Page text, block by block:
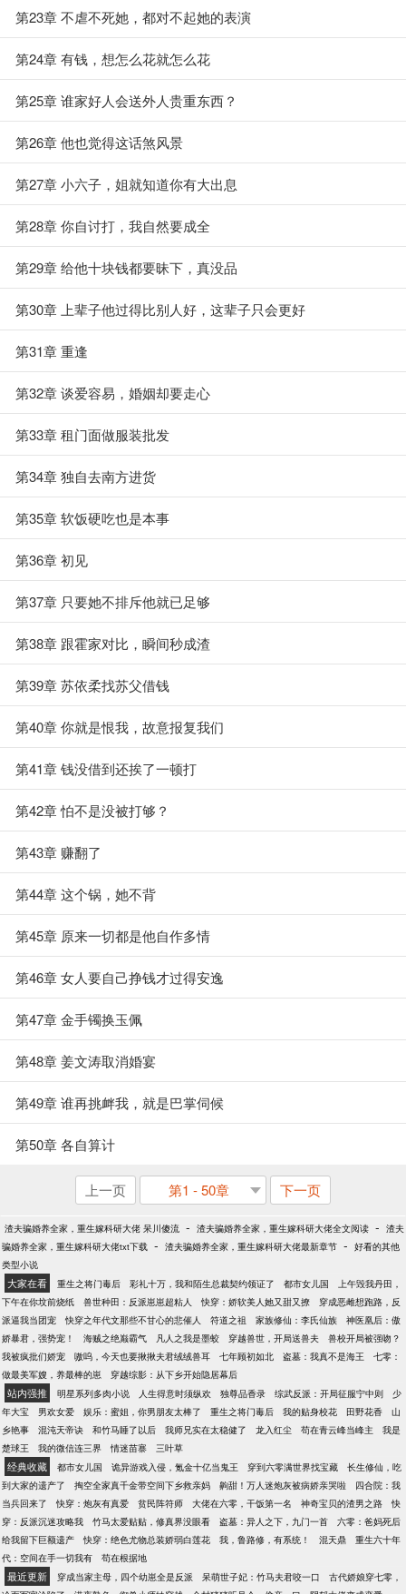
第23章 不虐不死她，都对不起她的表演
第24章 有钱，想怎么花就怎么花
第25章 谁家好人会送外人贵重东西？
第26章 他也觉得这话煞风景
第27章 小六子，姐就知道你有大出息
第28章 你自讨打，我自然要成全
第29章 给他十块钱都要昧下，真没品
第30章 上辈子他过得比别人好，这辈子只会更好
第31章 重逢
第32章 谈爱容易，婚姻却要走心
第33章 租门面做服装批发
第34章 独自去南方进货
第35章 软饭硬吃也是本事
第36章 初见
第37章 只要她不排斥他就已足够
第38章 跟霍家对比，瞬间秒成渣
第39章 苏依柔找苏父借钱
第40章 你就是恨我，故意报复我们
第41章 钱没借到还挨了一顿打
第42章 怕不是没被打够？
第43章 赚翻了
第44章 这个锅，她不背
第45章 原来一切都是他自作多情
第46章 女人要自己挣钱才过得安逸
第47章 金手镯换玉佩
第48章 姜文涛取消婚宴
第49章 谁再挑衅我，就是巴掌伺候
第50章 各自算计
上一页 第1 - 50章 下一页
渣夫骗婚养全家，重生嫁科研大佬 呆川傻流 - 渣夫骗婚养全家，重生嫁科研大佬全文阅读 - 渣夫
骗婚养全家，重生嫁科研大佬txt下载 - 渣夫骗婚养全家，重生嫁科研大佬最新章节 - 好看的其他
类型小说
大家在看 重生之将门毒后 彩礼十万，我和陌生总裁契约领证了 都市女儿国
上午毁我丹田，
下午在你坟前烧纸
兽世种田：反派崽崽超粘人 快穿：娇软美人她又甜又撩
穿成恶雌想跑路，反
派逼我当团宠
快穿之年代文那些不甘心的悲催人 符道之祖 家族修仙：李氏仙族
神医凰后：傲
娇暴君，强势宠！
海贼之绝巅霸气 凡人之我是墨蛟 穿越兽世，开局送兽夫
兽校开局被强吻？
我被疯批们娇宠
嗷呜，今天也要揪揪夫君绒绒兽耳 七年顾初如北 盗墓：我真不是海王
七零：
做最美军嫂，养最棒的崽
穿越综影：从下乡开始隐居幕后
站内强推 明星系列多肉小说 人生得意时须纵欢 独尊品香录 综武反派：开局征服宁中则
少
年大宝
男欢女爱 娱乐：蜜姐，你男朋友太棒了 重生之将门毒后 我的贴身校花 田野花香
山
乡艳事
混沌天帝诀 和竹马睡了以后 我师兄实在太稳健了 龙入红尘 苟在青云峰当峰主
我是
楚球王
我的微信连三界 情迷苗寨 三叶草
经典收藏 都市女儿国 诡异游戏入侵，氪金十亿当鬼王 穿到六零满世界找宝藏
长生修仙，吃
到大家的遗产了
掏空全家真千金带空间下乡救亲妈 齁甜！万人迷炮灰被病娇亲哭啦
四合院：我
当兵回来了
快穿：炮灰有真爱 贫民阵符师 大佬在六零，干饭第一名 神奇宝贝的渣男之路
快
穿：反派沉迷攻略我
竹马太爱贴贴，修真界没眼看 盗墓：异人之下，九门一首
六零：爸妈死后
给我留下巨额遗产
快穿：绝色尤物总装娇弱白莲花 我，鲁路修，有系统！ 混天鼎
重生六十年
代：空间在手一切我有
苟在根据地
最近更新 穿成当家主母，四个幼崽全是反派 呆萌世子妃：竹马夫君咬一口
古代娇娘穿七零，